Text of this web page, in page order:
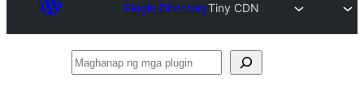
Plugin DirectoryTiny CDN
Maghanap